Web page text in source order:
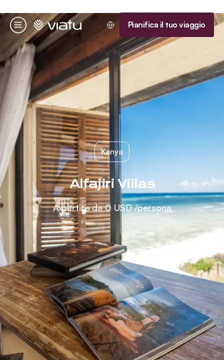
Menu
Homepage Pianifica il tuo viaggio
Kenya
Alfajiri Villas
A partire da0 USD/persona